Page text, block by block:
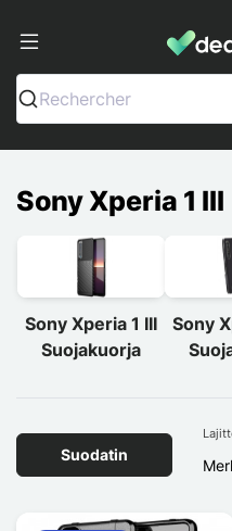
Dealy -
Rechercher
Sony Xperia 1 III
Sony Xperia 1 III
Suojakuorja
Sony
Suodatin